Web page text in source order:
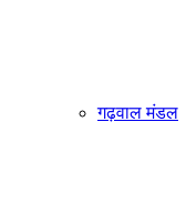
गढ़वाल मंडल